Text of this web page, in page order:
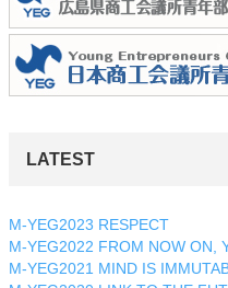
LATEST
M-YEG2023 RESPECT
M-YEG2022 FROM NOW ON,
M-YEG2021 MIND IS